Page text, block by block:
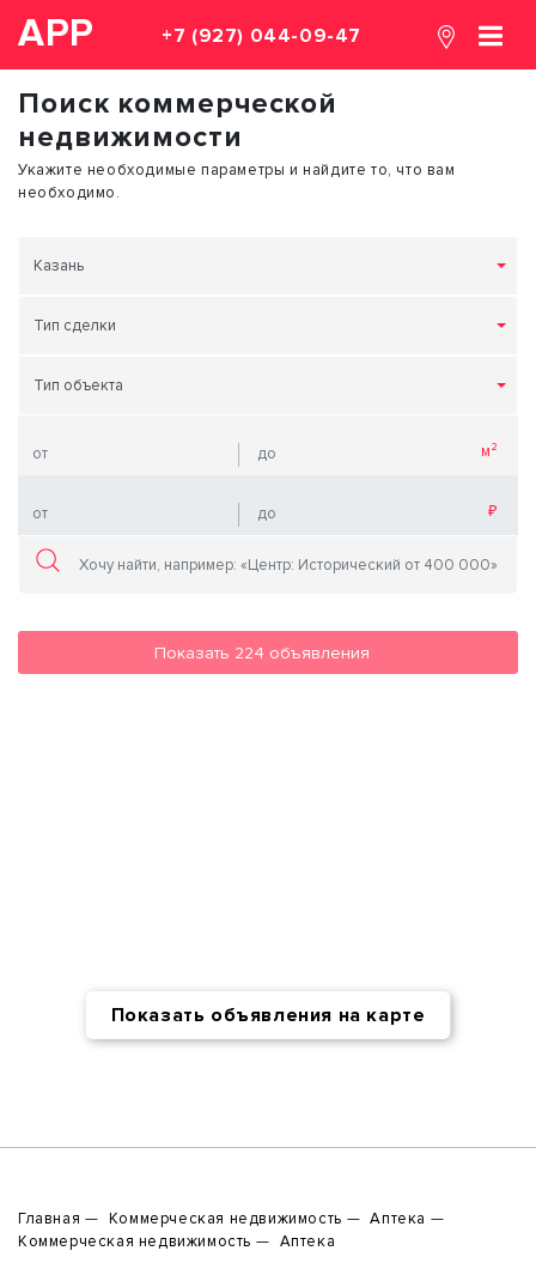
АРР +7 (927) 044-09-47
Поиск коммерческой
недвижимости
Укажите необходимые параметры и найдите то, что вам
необходимо.
Казань
Тип сделки
Тип объекта
Показать 224 объявления
Показать объявления на карте
Главная Коммерческая недвижимость
Аптека
Коммерческая недвижимость
Аптека